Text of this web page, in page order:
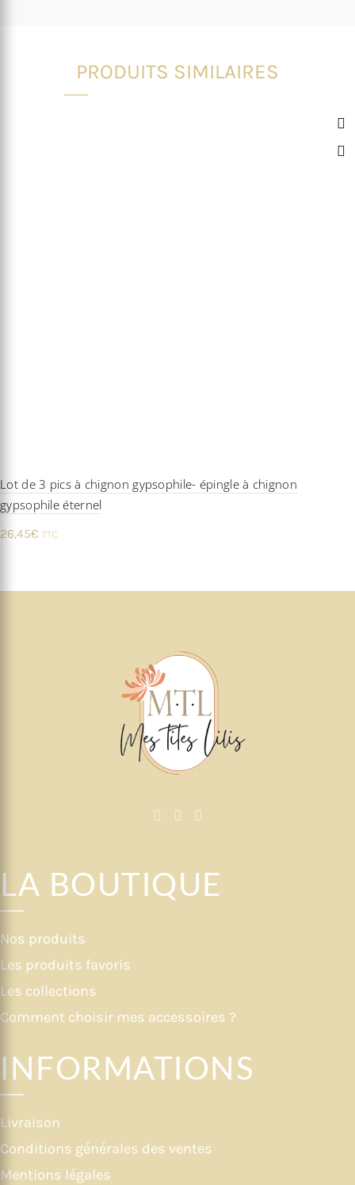
PRODUITS SIMILAIRES
Lot de 3 pics à chignon gypsophile- épingle à chignon
gypsophile éternel
26,45€ TTC
LA BOUTIQUE
Nos produits
Les produits favoris
Les collections
Comment choisir mes accessoires ?
INFORMATIONS
Livraison
Conditions générales des ventes
Mentions légales